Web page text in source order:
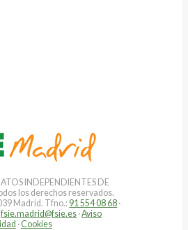
INDEPENDIENTES DE
los derechos reservados.
Madrid. Tfno.: 91 554 08 68 ·
fsie.madrid@fsie.es ·Aviso
· Cookies